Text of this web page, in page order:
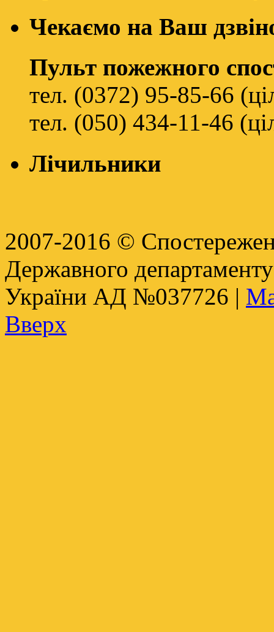
Чекаємо на Ваш
Пульт пожежного
тел. (0372) 95-85-66
тел. (050) 434-11-46
Лічильники
2007-2016 ©
Державного
України АД №037726 |
Вверх